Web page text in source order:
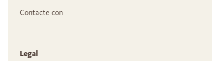
Contacte con
Legal